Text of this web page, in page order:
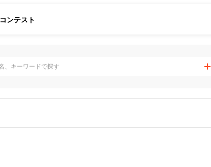
コンテスト